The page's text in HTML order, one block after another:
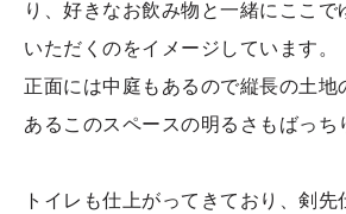
り、好きなお飲み物と一緒にここで
いただくのをイメージしています。
正面には中庭もあるので縦長の土地
あるこのスペースの明るさもばっち
トイレも仕上がってきており、剣